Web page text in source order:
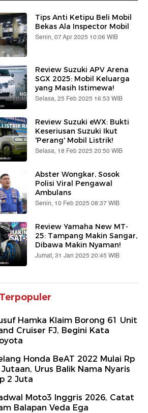
Tips Anti Ketipu Beli Mobil
Bekas Ala Inspector Mobil
Senin, 07 Apr 2025 10:06 WIB
Review Suzuki APV Arena
SGX 2025: Mobil Keluarga
yang Masih Istimewa!
Selasa, 25 Feb 2025 16:53 WIB
Review Suzuki eWX: Bukti
Keseriusan Suzuki Ikut
'Perang' Mobil Listrik!
Selasa, 18 Feb 2025 20:50 WIB
Abster Wongkar, Sosok
Polisi Viral Pengawal
Ambulans
Senin, 10 Feb 2025 08:37 WIB
Review Yamaha New MT-
25: Tampang Makin Sangar,
Dibawa Makin Nyaman!
Jumat, 31 Jan 2025 20:45 WIB
Hamka Klaim Borong 61 Unit
Cruiser FJ, Begini Kata
Honda BeAT 2022 Mulai Rp
Urus Balik Nama Nyaris
2 Juta
Moto3 Inggris 2026, Catat
Balapan Veda Ega